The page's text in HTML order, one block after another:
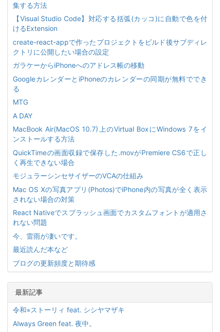
集する方法
【Visual Studio Code】対応する括弧(カッコ)に自動で色を付
けるExtension
create-react-appで作ったプロジェクトをビルド後サブディレ
クトリに公開したい場合の設定
ガラケーからiPhoneへのアドレス帳の移動
GoogleカレンダーとiPhoneのカレンダーの同期が無料ででき
る
MTG
A DAY
MacBook Air(MacOS 10.7)上のVirtual BoxにWindows 7をイ
ンストールする方法
QuickTimeの画面収録で保存した.movがPremiere CS6で正し
く再生できない場合
モジュラーシンセサイザーのVCAの仕組み
Mac OS Xの写真アプリ(Photos)でiPhone内の写真が全く表示
されない場合の対策
React Nativeでスプラッシュ画面でカスタムフォントが適用さ
れない問題
今、雷雨が凄いです。
最近読んだ本など
ブログの更新頻度と期待感
最新記事
令和⭐︎ストーリィ feat. シシヤマザキ
Always Green feat. 夜中。